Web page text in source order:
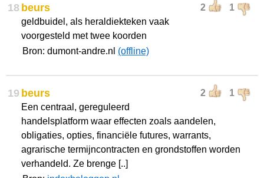
18 2 1
beurs
geldbuidel, als heraldiekteken vaak
voorgesteld met twee koorden
Bron: dumont-andre.nl (offline)
19 2 1
beurs
Een centraal, gereguleerd
handelsplatform waar effecten zoals aandelen,
obligaties, opties, financiële futures, warrants,
agrarische termijncontracten en grondstoffen worden
verhandeld. Ze brenge [..]